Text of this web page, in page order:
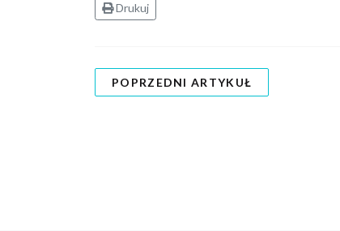
Drukuj
POPRZEDNI ARTYKUŁ